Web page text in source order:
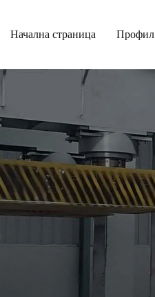
Начална страница Профил